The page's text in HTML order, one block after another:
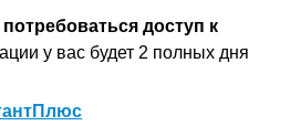
доступ к
у вас будет 2 полных дня